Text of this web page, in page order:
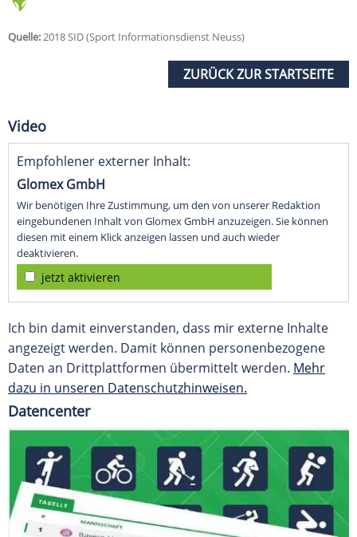
Quelle:2018 SID (Sport Informationsdienst Neuss)
ZURÜCK ZUR STARTSEITE
Video
Empfohlener externer Inhalt:
Glomex GmbH
Wir benötigen Ihre Zustimmung, um den von unserer Redaktion
eingebundenen Inhalt von Glomex GmbH anzuzeigen. Sie können
diesen mit einem Klick anzeigen lassen und auch wieder
deaktivieren.
jetzt aktivieren
Ich bin damit einverstanden, dass mir externe Inhalte
angezeigt werden. Damit können personenbezogene
Daten an Drittplattformen übermittelt werden. Mehr
dazu in unseren Datenschutzhinweisen.
Datencenter